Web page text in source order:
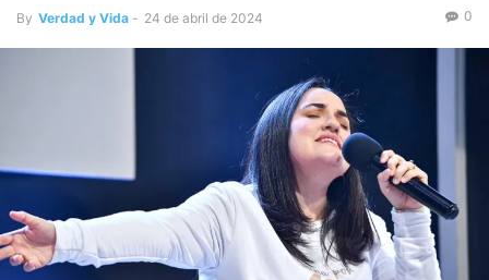
By Verdad y Vida - 24 de abril de 2024 0